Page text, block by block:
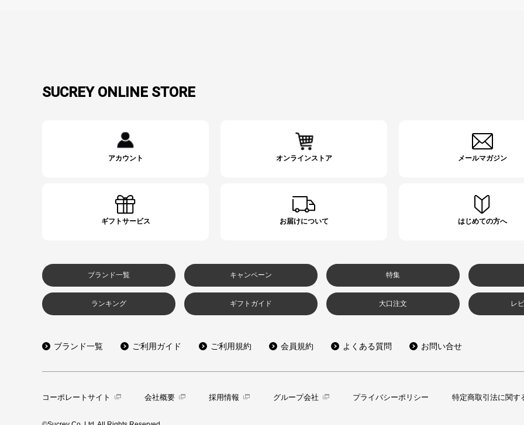
SUCREY ONLINE STORE
アカウント オンラインストア メールマガジン
ギフトサービス お届けについて はじめての方へ
ブランド一覧 キャンペーン 特集
ランキング ギフトガイド 大口注文 レ
ブランド一覧 ご利用ガイド ご利用規約 会員規約 よくある質問 お問い合せ
コーポレートサイト 会社概要 採用情報 グループ会社 プライバシーポリシー 特定商取引法に関す